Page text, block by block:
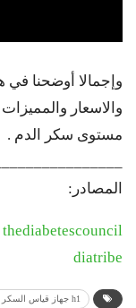
وإجمالا أوضحنا في
والاسعار
مستوى سكر الدم .
المصادر:
thediabetescouncil
diatribe
h1 جهاز قياس السكر ينقل العدوي